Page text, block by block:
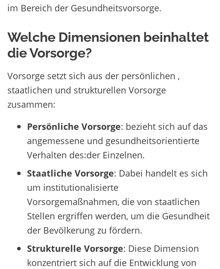
im Bereich der Gesundheitsvorsorge.
Welche Dimensionen beinhaltet
die Vorsorge?
Vorsorge setzt sich aus der persönlichen ,
staatlichen und strukturellen Vorsorge
zusammen:
Persönliche Vorsorge: bezieht sich auf das
angemessene und gesundheitsorientierte
Verhalten des:der Einzelnen.
Staatliche Vorsorge: Dabei handelt es sich
um institutionalisierte
Vorsorgemaßnahmen, die von staatlichen
Stellen ergriffen werden, um die Gesundheit
der Bevölkerung zu fördern.
Strukturelle Vorsorge: Diese Dimension
konzentriert sich auf die Entwicklung von